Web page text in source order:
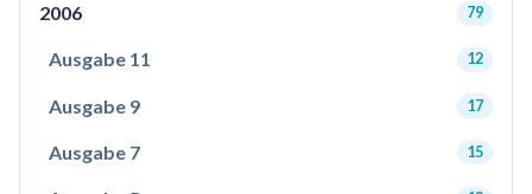
2006 79
Ausgabe 11 12
Ausgabe 9 17
Ausgabe 7 15